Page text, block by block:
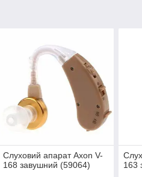
Слуховий апарат Axon V-
168 завушний (59064)
163